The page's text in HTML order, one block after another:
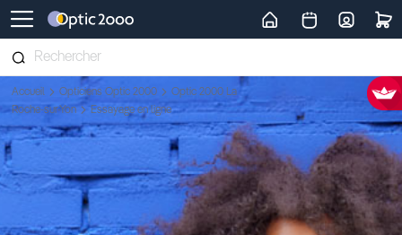
Retour vers la page d'accueil
Accueil Opticiens Optic 2000
Optic 2000 La
Roche-sur-Yon
Essayage en ligne